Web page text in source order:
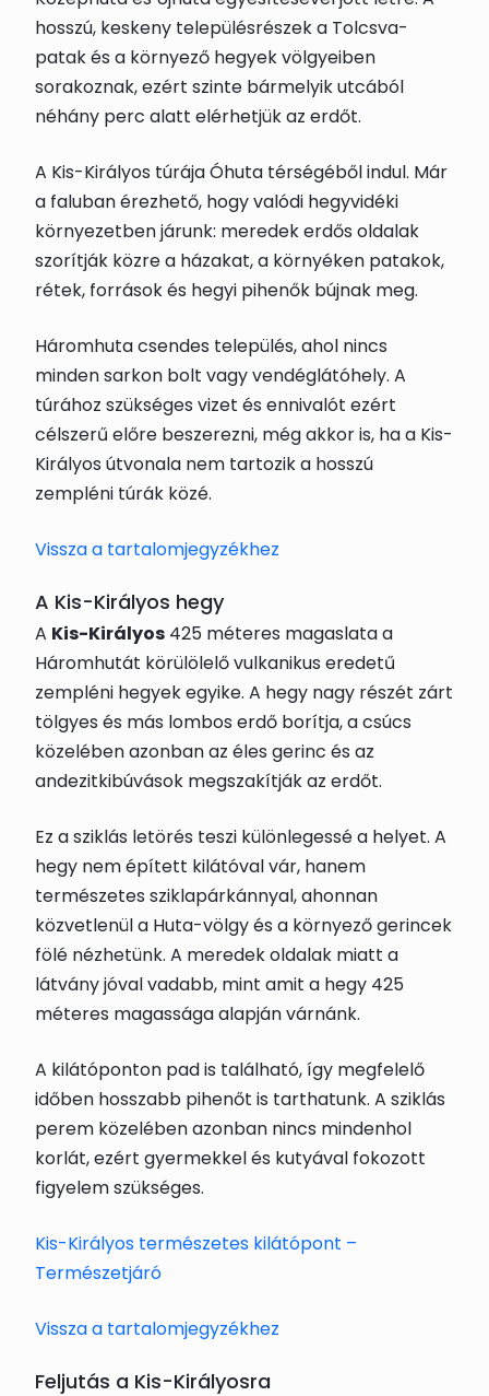
hosszú, keskeny településrészek a Tolcsva-
patak és a környező hegyek völgyeiben
sorakoznak, ezért szinte bármelyik utcából
néhány perc alatt elérhetjük az erdőt.
A Kis-Királyos túrája Óhuta térségéből indul. Már
a faluban érezhető, hogy valódi hegyvidéki
környezetben járunk: meredek erdős oldalak
szorítják közre a házakat, a környéken patakok,
rétek, források és hegyi pihenők bújnak meg.
Háromhuta csendes település, ahol nincs
minden sarkon bolt vagy vendéglátóhely. A
túrához szükséges vizet és ennivalót ezért
célszerű előre beszerezni, még akkor is, ha a Kis-
Királyos útvonala nem tartozik a hosszú
zempléni túrák közé.
Vissza a tartalomjegyzékhez
A Kis-Királyos hegy
A Kis-Királyos 425 méteres magaslata a
Háromhutát körülölelő vulkanikus eredetű
zempléni hegyek egyike. A hegy nagy részét zárt
tölgyes és más lombos erdő borítja, a csúcs
közelében azonban az éles gerinc és az
andezitkibúvások megszakítják az erdőt.
Ez a sziklás letörés teszi különlegessé a helyet. A
hegy nem épített kilátóval vár, hanem
természetes sziklapárkánnyal, ahonnan
közvetlenül a Huta-völgy és a környező gerincek
fölé nézhetünk. A meredek oldalak miatt a
látvány jóval vadabb, mint amit a hegy 425
méteres magassága alapján várnánk.
A kilátóponton pad is található, így megfelelő
időben hosszabb pihenőt is tarthatunk. A sziklás
perem közelében azonban nincs mindenhol
korlát, ezért gyermekkel és kutyával fokozott
figyelem szükséges.
Kis-Királyos természetes kilátópont –
Természetjáró
Vissza a tartalomjegyzékhez
Feljutás a Kis-Királyosra